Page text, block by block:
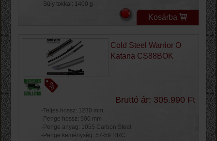
-Súly tokkal: 1400 g
Kosárba
Cold Steel Warrior O
Katana CS88BOK
Bruttó ár: 305.990 Ft
-Teljes hossz: 1230 mm
-Penge hossz: 900 mm
-Penge anyag: 1055 Carbon Steel
-Penge keménység: 57-59 HRC